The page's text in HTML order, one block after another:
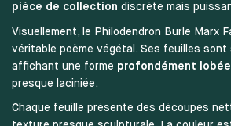
pièce de collection discrète mais
Visuellement, le Philodendron Burle Marx
véritable poème végétal. Ses feuilles sont
affichant une forme profondément
presque laciniée.
Chaque feuille présente des découpes